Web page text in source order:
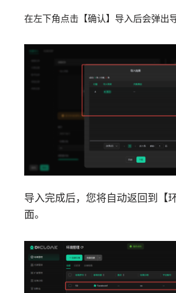
在左下角点击【确认】导入后会弹出
导入完成后，您将自动返回到【
面。